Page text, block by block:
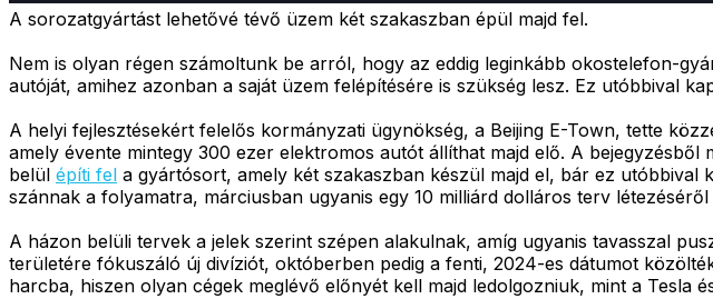
A sorozatgyártást lehetővé tévő üzem két szakaszban épül majd fel.
Nem is olyan régen számoltunk be arról, hogy az eddig leginkább okostelefon-
autóját, amihez azonban a saját üzem felépítésére is szükség lesz. Ez utóbbival
A helyi fejlesztésekért felelős kormányzati ügynökség, a Beijing E-Town, tette
amely évente mintegy 300 ezer elektromos autót állíthat majd elő. A
belül építi fel a gyártósort, amely két szakaszban készül majd el, bár ez
szánnak a folyamatra, márciusban ugyanis egy 10 milliárd dolláros terv
A házon belüli tervek a jelek szerint szépen alakulnak, amíg ugyanis tavasszal
területére fókuszáló új divíziót, októberben pedig a fenti, 2024-es dátumot
harcba, hiszen olyan cégek meglévő előnyét kell majd ledolgozniuk, mint a Tesla